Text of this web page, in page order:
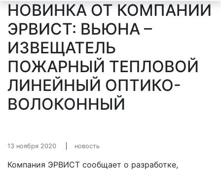
НОВИНКА ОТ КОМПАНИИ
ЭРВИСТ: ВЬЮНА –
ИЗВЕЩАТЕЛЬ
ПОЖАРНЫЙ ТЕПЛОВОЙ
ЛИНЕЙНЫЙ ОПТИКО-
ВОЛОКОННЫЙ
13 ноября 2020 новость
Компания ЭРВИСТ сообщает о разработке,